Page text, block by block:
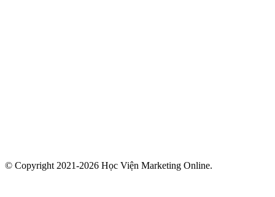
© Copyright 2021-2026 Học Viện Marketing Online.